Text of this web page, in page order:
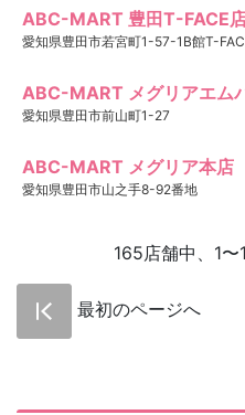
ABC-MART 豊田T-FACE
愛知県豊田市若宮町1-57-1B館T-
ABC-MART メグリアエム
愛知県豊田市前山町1-27
ABC-MART メグリア本店
愛知県豊田市山之手8-92番地
165店舗中、1
最初のページへ